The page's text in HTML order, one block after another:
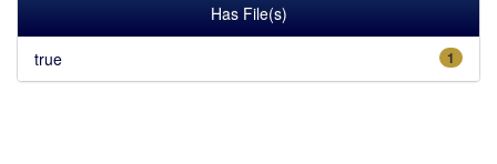
Has File(s)
1
true